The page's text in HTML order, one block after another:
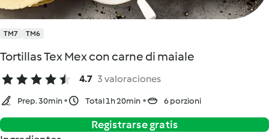
TM7 TM6
Tortillas Tex Mex con carne di maiale
4.7 3 valoraciones
Prep. 30min Total 1h 20min 6 porzioni
Registrarse gratis